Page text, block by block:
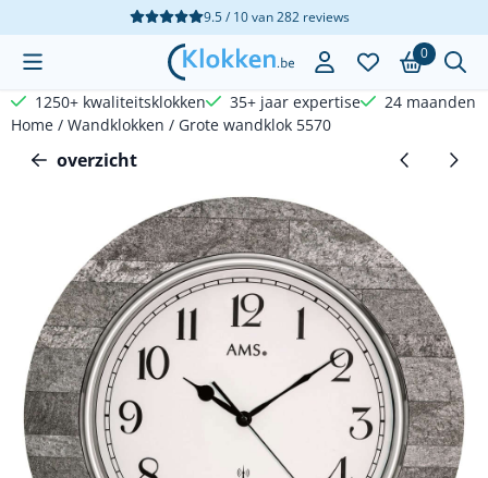
Cookievoorkeuren zijn beschikbaar. Kies instellingen of sta
9.5 / 10van282reviews
0
1250+ kwaliteitsklokken 35+ jaar expertise
24 maanden
Home / Wandklokken / Grote wandklok 5570
overzicht